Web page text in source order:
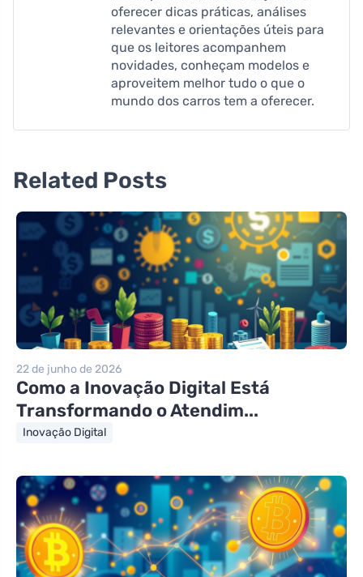
oferecer dicas práticas, análises
relevantes e orientações úteis para
que os leitores acompanhem
novidades, conheçam modelos e
aproveitem melhor tudo o que o
mundo dos carros tem a oferecer.
Related Posts
22 de junho de 2026
Como a Inovação Digital Está
Transformando o Atendim...
Inovação Digital